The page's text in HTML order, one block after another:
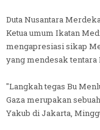
Duta Nusantara
Ketua umum Ikatan
mengapresiasi sikap
yang mendesak tentara
"Langkah tegas Bu
Gaza merupakan
Yakub di Jakarta,